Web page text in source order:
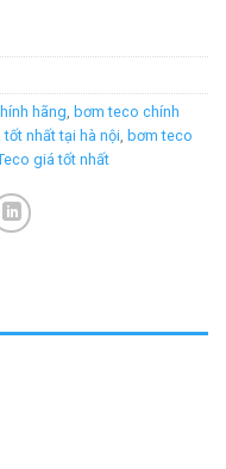
hãng
bơm teco chính
nhất tại hà nội bơm teco
giá tốt nhất